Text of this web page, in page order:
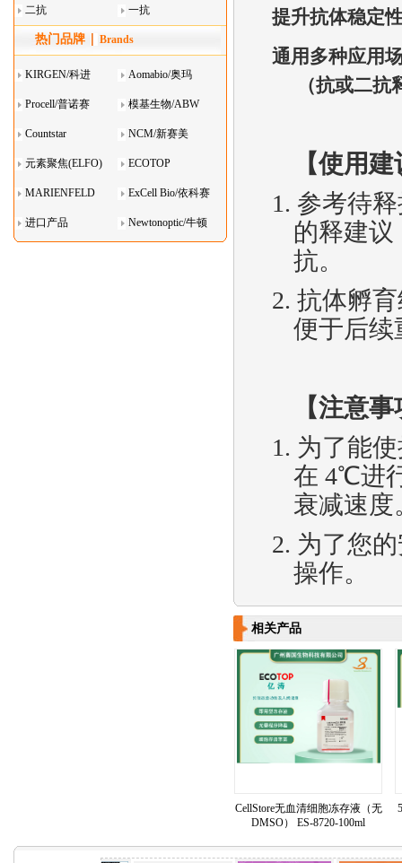
二抗 一抗
热门品牌 Brands
KIRGEN/科进 Aomabio/奥玛
Procell/普诺赛 模基生物/ABW
Countstar NCM/新赛美
元素聚焦(ELFO) ECOTOP
MARIENFELD ExCell Bio/依科赛
进口产品 Newtonoptic/牛顿
提升抗体稳定
通用多种应用
（抗或二抗
【使用建
1. 参考待
的释建
抗。
2. 抗体孵
便于后续
【注意
1. 为了能
在 4℃进
衰减速度
2. 为了您
操作。
相关产品
CellStore无血清细胞冻存液（无
DMSO） ES-8720-100ml